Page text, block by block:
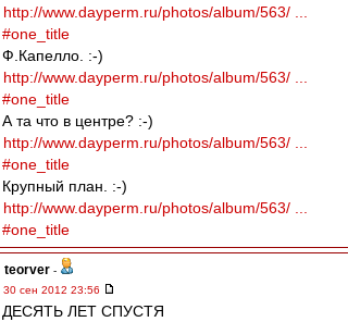
http://www.dayperm.ru/photos/album/563/ ...
#one_title
Ф.Капелло. :-)
http://www.dayperm.ru/photos/album/563/ ...
#one_title
А та что в центре? :-)
http://www.dayperm.ru/photos/album/563/ ...
#one_title
Крупный план. :-)
http://www.dayperm.ru/photos/album/563/ ...
#one_title
teorver -
30 сен 2012 23:56
ДЕСЯТЬ ЛЕТ СПУСТЯ